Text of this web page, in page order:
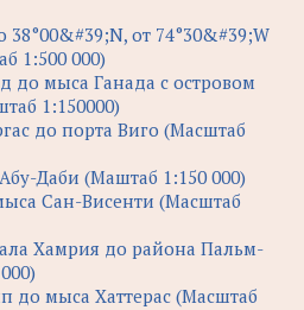
38°00&#39;N, от 74°30&#39;W
1:500 000)
до мыса Ганада с островом
1:150000)
до порта Виго (Масштаб
Даби (Маштаб 1:150 000)
Сан-Висенти (Масштаб
Хамрия до района Пальм-
до мыса Хаттерас (Масштаб